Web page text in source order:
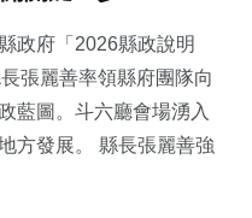
政府「2026縣政說明
張麗善率領縣府團隊向
藍圖。斗六廳會場湧入
方發展。 縣長張麗善強